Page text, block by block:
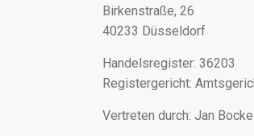
Birkenstraße, 26
40233 Düsseldorf
Handelsregister: 36203
Registergericht:
Vertreten durch: Jan